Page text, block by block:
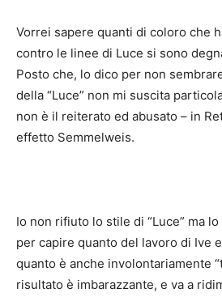
Vorrei sapere quanti di coloro che
contro le linee di Luce si sono
Posto che, lo dico per non
della “Luce” non mi suscita
non è il reiterato ed abusato – in
effetto Semmelweis.
Io non rifiuto lo stile di “Luce” ma
per capire quanto del lavoro di Ive
quanto è anche involontariamente
risultato è imbarazzante, e va a